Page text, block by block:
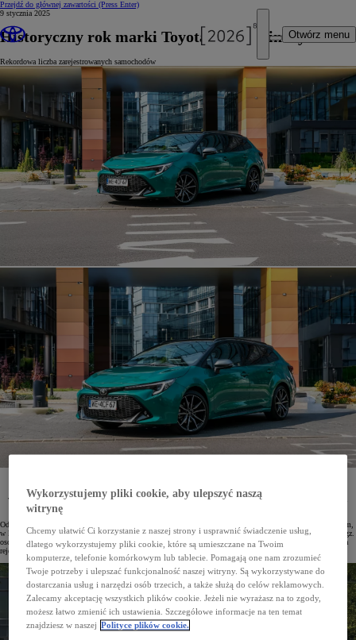
Przejdź do głównej zawartości (Press Enter)
Otwórz menu
9 stycznia 2025
Historyczny rok marki Toyota na polskim rynku
Rekordowa liczba zarejestrowanych samochodów
marka dominuje na polskim rynku już piąty rok. Od czterech lat najpopularniejszym modelem
w Polsce jest Corolla. W Top10 najczęściej rejestrowanych samochodów osobowych w naszym kraju
Od 5 lat Toyota jest najchętniej wybieraną marką motoryzacyjną na polskim rynku. Ubiegły rok był kolejnym,
w którym japoński koncern pobił własne rekordy. W ciągu 12 miesięcy 2024 roku zarejestrowano 111 165 egz.
osobowych i dostawczych Toyot, co jest najlepszym wynikiem, odkąd marka ta jest obecna w Polsce. Liczba
rejestracji rok do roku wzrosła o 13%, a udział w rynku wyniósł 18,2%.
Wykorzystujemy pliki cookie, aby ulepszyć naszą
witrynę
Chcemy ułatwić Ci korzystanie z naszej strony i usprawnić świadczenie usług,
dlatego wykorzystujemy pliki cookie, które są umieszczane na Twoim
komputerze, telefonie komórkowym lub tablecie. Pomagają one nam zrozumieć
Twoje potrzeby i ulepszać funkcjonalność naszej witryny. Są wykorzystywane do
dostarczania usług i narzędzi osób trzecich, a także służą do celów reklamowych.
Zalecamy akceptację wszystkich plików cookie. Jeżeli nie wyrażasz na to zgody,
możesz łatwo zmienić ich ustawienia. Szczegółowe informacje na ten temat
znajdziesz w naszej Polityce plików cookie.